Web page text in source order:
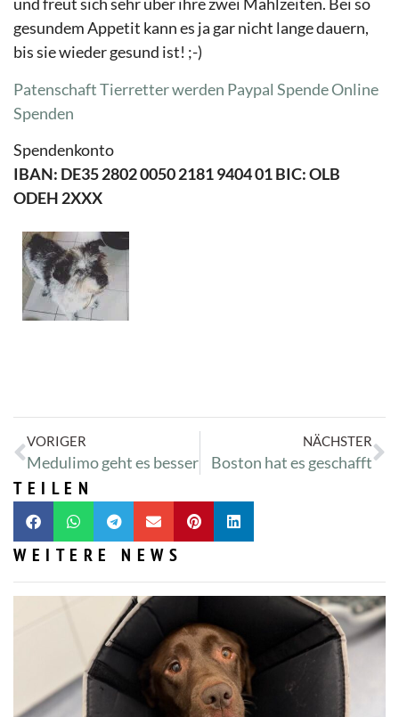
gesundem Appetit kann es ja gar nicht lange dauern,
bis sie wieder gesund ist! ;-)
Patenschaft Tierretter werden Paypal SpendeOnline
Spenden
Spendenkonto
IBAN: DE35 2802 0050 2181 9404 01 BIC: OLB
ODEH 2XXX
VORIGER
Medulimo geht es besser
NÄCHSTER
Boston hat es geschafft
TEILEN
WEITERE NEWS